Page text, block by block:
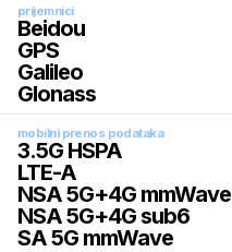
prijemnici
Beidou
GPS
Galileo
Glonass
mobilni prenos podataka
3.5G HSPA
LTE-A
NSA 5G+4G mmWave
NSA 5G+4G sub6
SA 5G mmWave